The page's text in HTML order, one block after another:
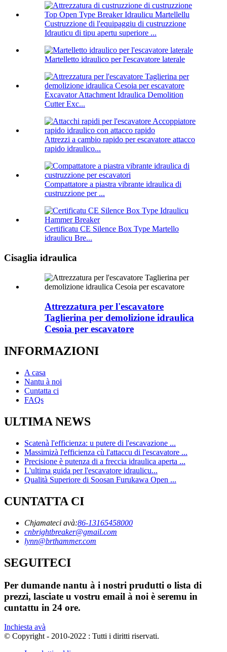
Custruzzione di l'equipaggiu di custruzzione
Idrauticu di tipu apertu superiore ...
Martelletto idraulico per l'escavatore laterale
Excavator Attachment Idraulica Demolition
Cutter Exc...
Attrezzi a cambio rapido per escavatore attacco
rapido idraulico...
Compattatore a piastra vibrante idraulica di
custruzzione per ...
Certificatu CE Silence Box Type Martello
idraulicu Bre...
Cisaglia idraulica
Attrezzatura per l'escavatore
Taglierina per demolizione idraulica
Cesoia per escavatore
INFORMAZIONI
A casa
Nantu à noi
Cuntatta ci
FAQs
ULTIMA NEWS
Scatenà l'efficienza: u putere di l'escavazione ...
Massimizà l'efficienza cù l'attaccu di l'escavatore ...
Precisione è putenza di a freccia idraulica aperta ...
L'ultima guida per l'escavatore idraulicu...
Qualità Superiore di Soosan Furukawa Open ...
CUNTATTA CI
Chjamateci avà:86-13165458000
cnbrightbreaker@gmail.com
lynn@brthammer.com
SEGUITECI
Per dumande nantu à i nostri prudutti o lista di
prezzi, lasciate u vostru email à noi è seremu in
cuntattu in 24 ore.
Inchiesta avà
© Copyright - 2010-2022 : Tutti i diritti riservati.